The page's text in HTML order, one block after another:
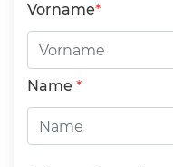
Vorname
Name